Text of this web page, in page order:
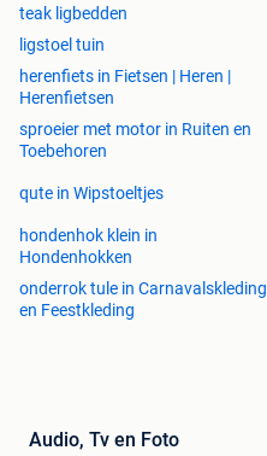
teak ligbedden
ligstoel tuin
herenfiets in Fietsen | Heren |
Herenfietsen
sproeier met motor in Ruiten en
Toebehoren
qute in Wipstoeltjes
hondenhok klein in
Hondenhokken
onderrok tule in Carnavalskleding
en Feestkleding
Audio, Tv en Foto